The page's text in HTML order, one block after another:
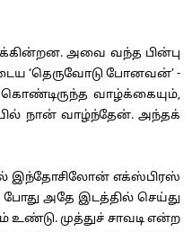
அவை வந்த பின்பு
‘தெருவோடு போனவன்’ -
வாழ்க்கையும்,
நான் வாழ்ந்தேன். அந்தக்
இந்தோசிலோன் எக்ஸ்பிரஸ்
அதே இடத்தில் செய்து
முத்துச் சாவடி என்ற